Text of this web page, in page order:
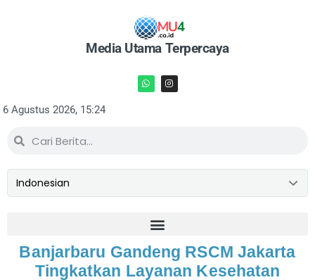
Media Utama Terpercaya
6 Agustus 2026, 15:24
Banjarbaru Gandeng RSCM Jakarta
Tingkatkan Layanan Kesehatan